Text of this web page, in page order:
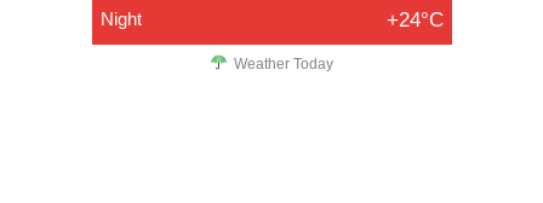
Night +24°C
Weather Today